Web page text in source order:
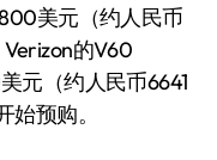
美元（约人民币
的V60
元（约人民币6641
预购。